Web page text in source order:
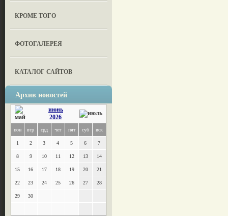
КРОМЕ ТОГО
ФОТОГАЛЕРЕЯ
КАТАЛОГ САЙТОВ
Архив новостей
июнь
2026
пон втр срд чет пят суб вск
1 2 3 4 5 6 7
8 9 10 11 12 13 14
15 16 17 18 19 20 21
22 23 24 25 26 27 28
29 30